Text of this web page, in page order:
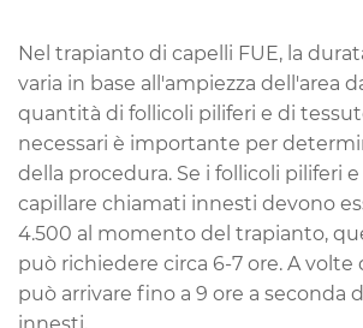
Nel trapianto di capelli FUE, la
varia in base all'ampiezza dell'area
quantità di follicoli piliferi e di
necessari è importante per
della procedura. Se i follicoli piliferi
capillare chiamati innesti devono
4.500 al momento del trapianto,
può richiedere circa 6-7 ore. A
può arrivare fino a 9 ore a seconda